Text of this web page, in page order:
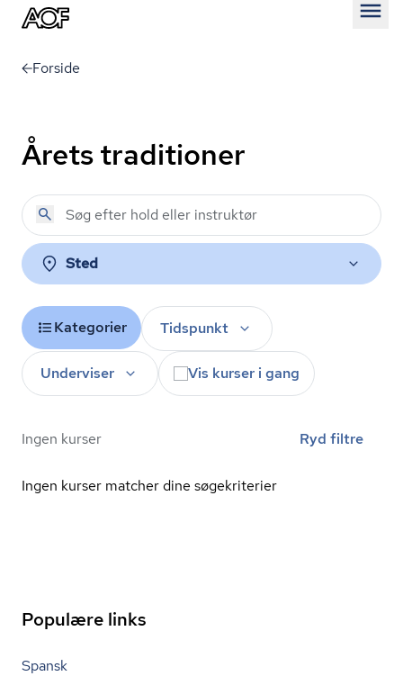
Forside
Årets traditioner
Sted
Kategorier Tidspunkt
Underviser Vis kurser i gang
Ingen kurser Ryd filtre
Ingen kurser matcher dine søgekriterier
Populære links
Spansk